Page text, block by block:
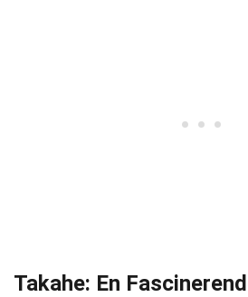
Takahe: En